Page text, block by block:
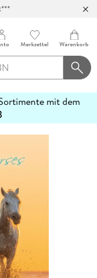
Merkzettel Warenkorb
mit dem